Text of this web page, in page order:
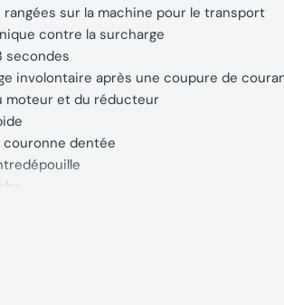
sur la machine pour le transport
contre la surcharge
secondes
involontaire après une coupure de
moteur et du réducteur
couronne dentée
ainsi que pour le rainurage ou la feuillure